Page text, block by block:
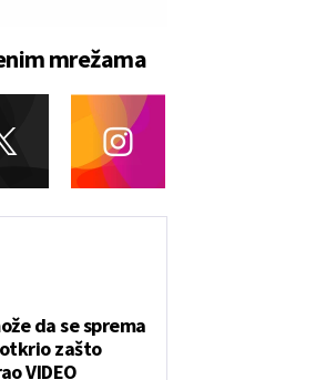
mrežama
da se sprema
zašto
VIDEO